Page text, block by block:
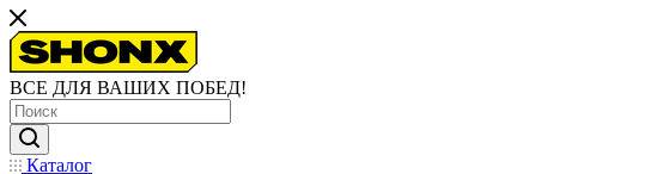
ВСЕ ДЛЯ ВАШИХ ПОБЕД!
Каталог